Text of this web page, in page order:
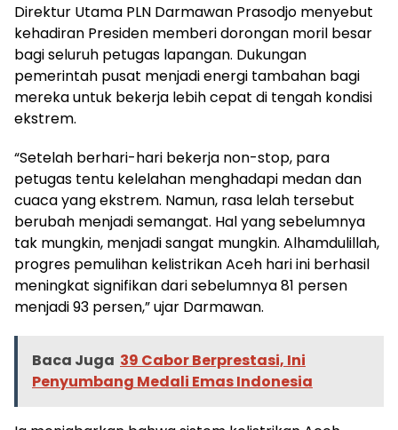
Direktur Utama PLN Darmawan Prasodjo menyebut
kehadiran Presiden memberi dorongan moril besar
bagi seluruh petugas lapangan. Dukungan
pemerintah pusat menjadi energi tambahan bagi
mereka untuk bekerja lebih cepat di tengah kondisi
ekstrem.
“Setelah berhari-hari bekerja non-stop, para
petugas tentu kelelahan menghadapi medan dan
cuaca yang ekstrem. Namun, rasa lelah tersebut
berubah menjadi semangat. Hal yang sebelumnya
tak mungkin, menjadi sangat mungkin. Alhamdulillah,
progres pemulihan kelistrikan Aceh hari ini berhasil
meningkat signifikan dari sebelumnya 81 persen
menjadi 93 persen,” ujar Darmawan.
Baca Juga 39 Cabor Berprestasi, Ini
Penyumbang Medali Emas Indonesia